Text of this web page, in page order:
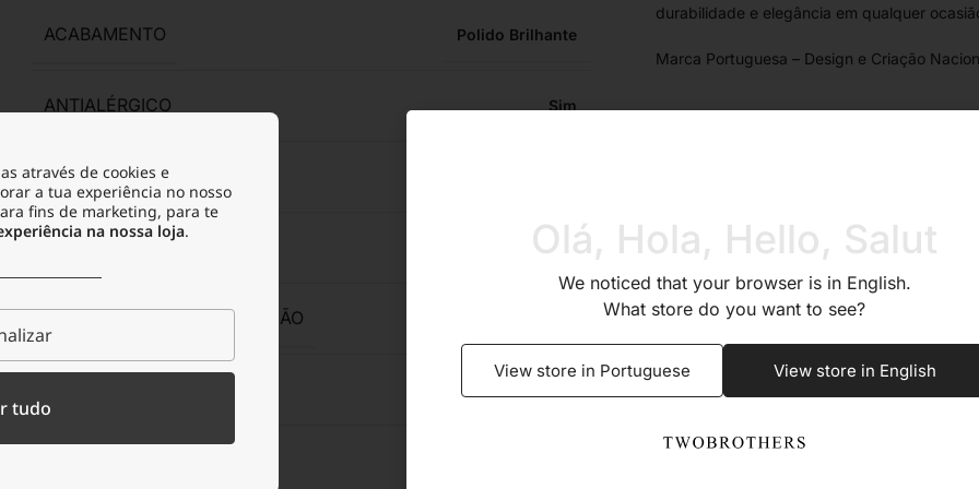
ACABAMENTO Polido Brilhante
ANTIALÉRGICO Sim
RESISTENTE À ÁGUA
RESISTENTE À OXIDAÇÃO Sim
RESISTENTE À TRANSPIRAÇÃO
Bolsa de veludo
durabilidade e elegância em qualquer
Marca Portuguesa – Design e Criação
através de cookies e
a tua experiência no nosso
fins de marketing, para te
na nossa loja.
tudo
Olá, Hola, Hello, Salut
We noticed that your browser is in English.
What store do you want to see?
View store in Portuguese View store in English